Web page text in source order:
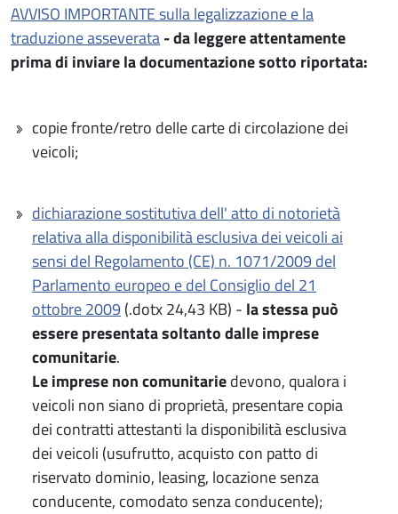
AVVISO IMPORTANTE sulla legalizzazione e la
traduzione asseverata- da leggere attentamente
prima di inviare la documentazione sotto riportata:
copie fronte/retro delle carte di circolazione dei
veicoli;
dichiarazione sostitutiva dell' atto di notorietà
relativa alla disponibilità esclusiva dei veicoli ai
sensi del Regolamento (CE) n. 1071/2009 del
Parlamento europeo e del Consiglio del 21
ottobre 2009(.dotx 24,43 KB) - la stessa può
essere presentata soltanto dalle imprese
comunitarie.
Le imprese non comunitariedevono, qualora i
veicoli non siano di proprietà, presentare copia
dei contratti attestanti la disponibilità esclusiva
dei veicoli (usufrutto, acquisto con patto di
riservato dominio, leasing, locazione senza
conducente, comodato senza conducente);